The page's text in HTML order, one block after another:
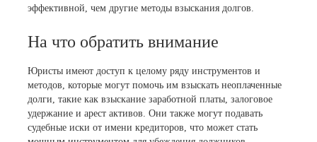
эффективной, чем другие методы взыскания долгов.
На что обратить внимание
Юристы имеют доступ к целому ряду инструментов и
методов, которые могут помочь им взыскать неоплаченные
долги, такие как взыскание заработной платы, залоговое
удержание и арест активов. Они также могут подавать
судебные иски от имени кредиторов, что может стать